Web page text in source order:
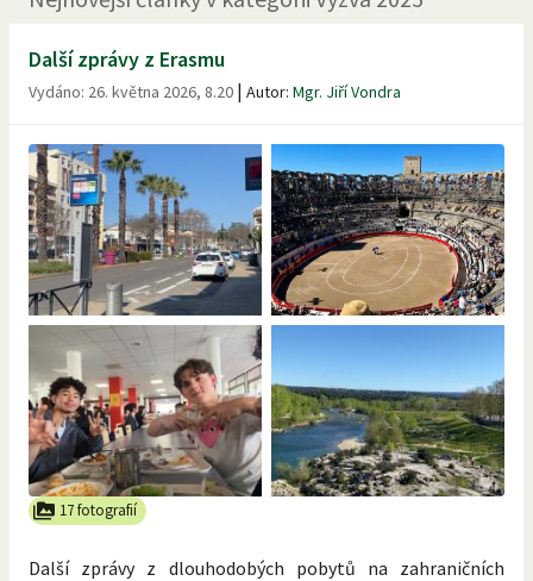
Další zprávy z Erasmu
Vydáno: 26. května 2026, 8.20 | Autor: Mgr. Jiří Vondra
17 fotografií
Další zprávy z dlouhodobých pobytů na zahraničních